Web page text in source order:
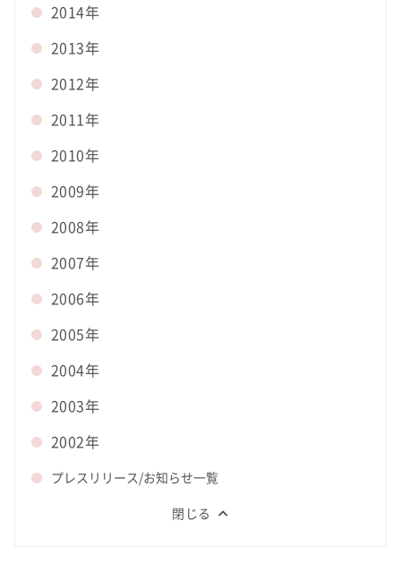
2014年
2013年
2012年
2011年
2010年
2009年
2008年
2007年
2006年
2005年
2004年
2003年
2002年
プレスリリース/お知らせ一覧
閉じる